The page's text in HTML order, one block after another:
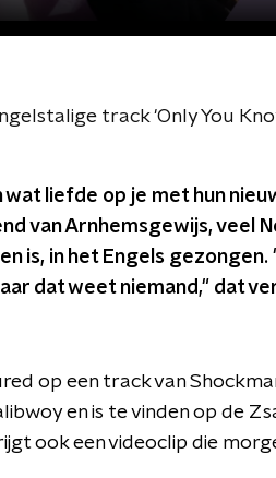
track 'Only You
wat liefde op je met hun
van Arnhemsgewijs, veel
is, in het Engels gezongen.
dat weet niemand," dat
op een track van
en is te vinden op de
ook een videoclip die